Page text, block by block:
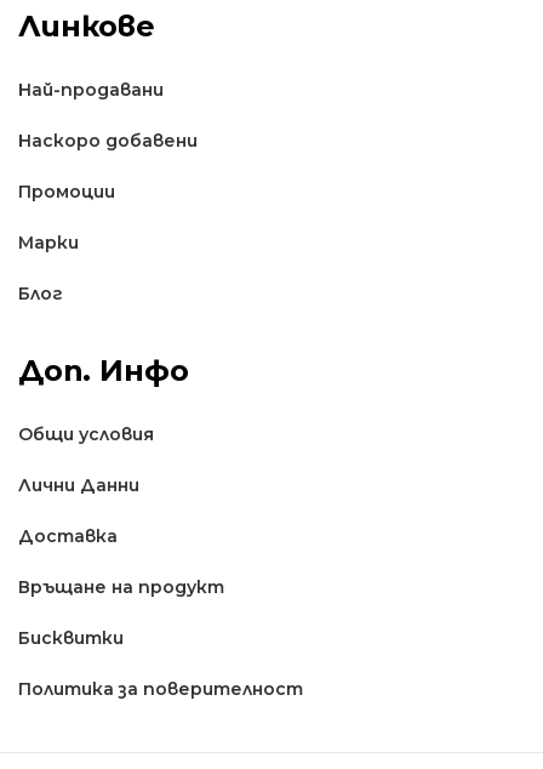
Линкове
Най-продавани
Наскоро добавени
Промоции
Марки
Блог
Доп. Инфо
Общи условия
Лични Данни
Доставкa
Връщане на продукт
Бисквитки
Политика за поверителност